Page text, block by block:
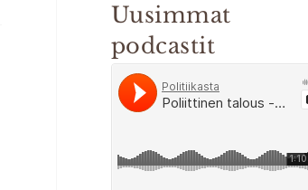
Uusimmat
podcastit